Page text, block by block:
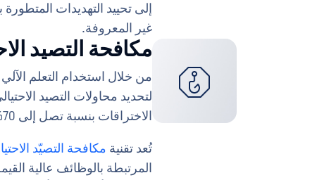
إلى تحييد التهديدات
غير المعروفة.
مكافحة التصيد
من خلال استخدام التعلم
لتحديد محاولات التصيد
الاختراقات بنسبة تصل إلى 70%.
تُعد تقنية مكافحة التصيّد
المرتبطة بالوظائف عالية